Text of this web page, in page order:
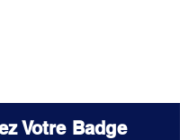
Votre Badge